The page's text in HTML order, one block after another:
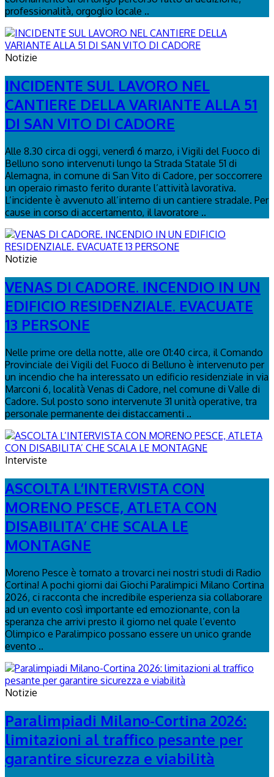
professionalità, orgoglio locale ..
Notizie
INCIDENTE SUL LAVORO NEL
CANTIERE DELLA VARIANTE ALLA 51
DI SAN VITO DI CADORE
Alle 8.30 circa di oggi, venerdì 6 marzo, i Vigili del Fuoco di
Belluno sono intervenuti lungo la Strada Statale 51 di
Alemagna, in comune di San Vito di Cadore, per soccorrere
un operaio rimasto ferito durante l’attività lavorativa.
L’incidente è avvenuto all’interno di un cantiere stradale. Per
cause in corso di accertamento, il lavoratore ..
Notizie
VENAS DI CADORE. INCENDIO IN UN
EDIFICIO RESIDENZIALE. EVACUATE
13 PERSONE
Nelle prime ore della notte, alle ore 01:40 circa, il Comando
Provinciale dei Vigili del Fuoco di Belluno è intervenuto per
un incendio che ha interessato un edificio residenziale in via
Marconi 6, località Venas di Cadore, nel comune di Valle di
Cadore. Sul posto sono intervenute 31 unità operative, tra
personale permanente dei distaccamenti ..
Interviste
ASCOLTA L’INTERVISTA CON
MORENO PESCE, ATLETA CON
DISABILITA’ CHE SCALA LE
MONTAGNE
Moreno Pesce è tornato a trovarci nei nostri studi di Radio
Cortina! A pochi giorni dai Giochi Paralimpici Milano Cortina
2026, ci racconta che incredibile esperienza sia collaborare
ad un evento così importante ed emozionante, con la
speranza che arrivi presto il giorno nel quale l’evento
Olimpico e Paralimpico possano essere un unico grande
evento ..
Notizie
Paralimpiadi Milano-Cortina 2026:
limitazioni al traffico pesante per
garantire sicurezza e viabilità